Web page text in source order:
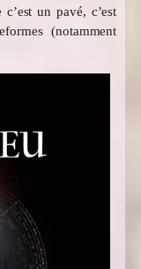
un pavé, c’est
(notamment